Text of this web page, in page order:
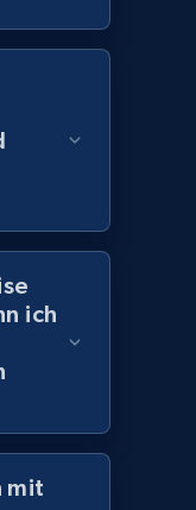
Initial
count, and
- Collects
Initial
count, and
ich
mit